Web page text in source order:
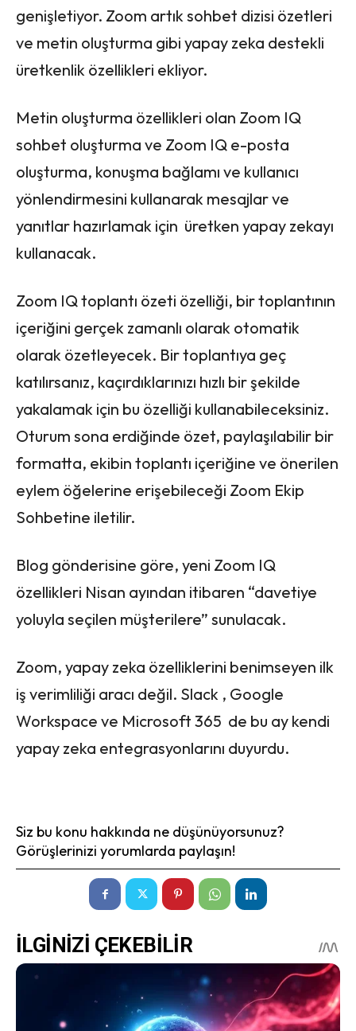
genişletiyor. Zoom artık sohbet dizisi özetleri
ve metin oluşturma gibi yapay zeka destekli
üretkenlik özellikleri ekliyor.
Metin oluşturma özellikleri olan Zoom IQ
sohbet oluşturma ve Zoom IQ e-posta
oluşturma, konuşma bağlamı ve kullanıcı
yönlendirmesini kullanarak mesajlar ve
yanıtlar hazırlamak için üretken yapay zekayı
kullanacak.
Zoom IQ toplantı özeti özelliği, bir toplantının
içeriğini gerçek zamanlı olarak otomatik
olarak özetleyecek. Bir toplantıya geç
katılırsanız, kaçırdıklarınızı hızlı bir şekilde
yakalamak için bu özelliği kullanabileceksiniz.
Oturum sona erdiğinde özet, paylaşılabilir bir
formatta, ekibin toplantı içeriğine ve önerilen
eylem öğelerine erişebileceği Zoom Ekip
Sohbetine iletilir.
Blog gönderisine göre, yeni Zoom IQ
özellikleri Nisan ayından itibaren “davetiye
yoluyla seçilen müşterilere” sunulacak.
Zoom, yapay zeka özelliklerini benimseyen ilk
iş verimliliği aracı değil. Slack , Google
Workspace ve Microsoft 365 de bu ay kendi
yapay zeka entegrasyonlarını duyurdu.
Siz bu konu hakkında ne düşünüyorsunuz?
Görüşlerinizi yorumlarda paylaşın!